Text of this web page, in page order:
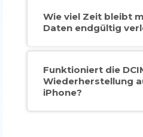
Wie viel Zeit bleibt
Daten endgültig
Funktioniert die
Wiederherstellung
iPhone?